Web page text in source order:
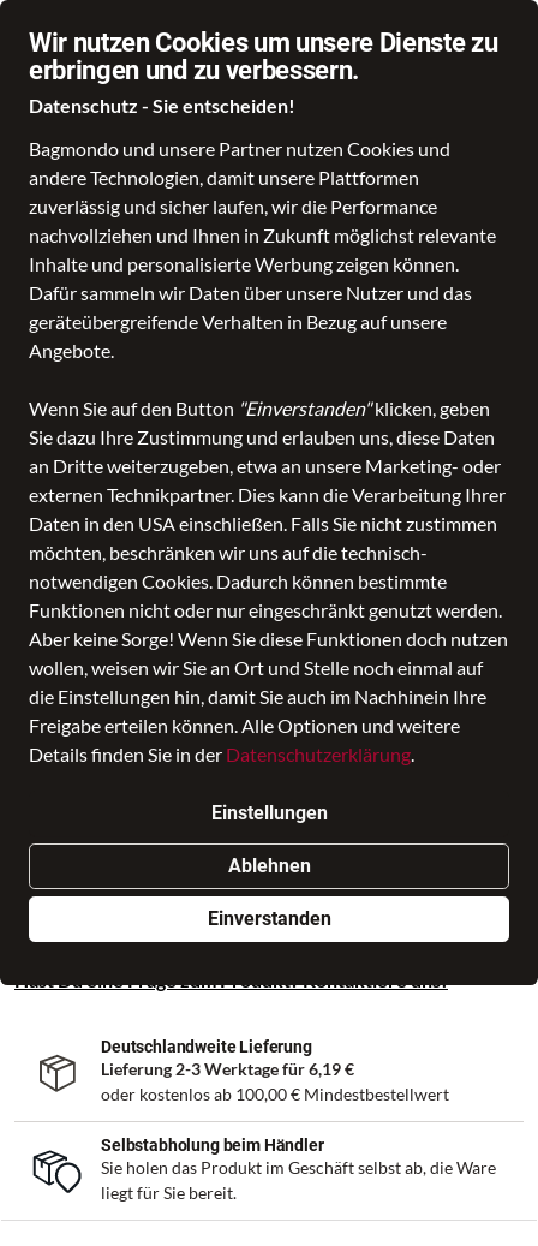
Wir nutzen Cookies um unsere Dienste zu
erbringen und zu verbessern.
Datenschutz - Sie entscheiden!
Bagmondo und unsere Partner nutzen Cookies und
andere Technologien, damit unsere Plattformen
zuverlässig und sicher laufen, wir die Performance
nachvollziehen und Ihnen in Zukunft möglichst relevante
Inhalte und personalisierte Werbung zeigen können.
Dafür sammeln wir Daten über unsere Nutzer und das
geräteübergreifende Verhalten in Bezug auf unsere
Angebote.
Wenn Sie auf den Button "Einverstanden"klicken, geben
Sie dazu Ihre Zustimmung und erlauben uns, diese Daten
an Dritte weiterzugeben, etwa an unsere Marketing- oder
externen Technikpartner. Dies kann die Verarbeitung Ihrer
Daten in den USA einschließen. Falls Sie nicht zustimmen
möchten, beschränken wir uns auf die technisch-
notwendigen Cookies. Dadurch können bestimmte
Funktionen nicht oder nur eingeschränkt genutzt werden.
Aber keine Sorge! Wenn Sie diese Funktionen doch nutzen
wollen, weisen wir Sie an Ort und Stelle noch einmal auf
die Einstellungen hin, damit Sie auch im Nachhinein Ihre
Freigabe erteilen können. Alle Optionen und weitere
Details finden Sie in der Datenschutzerklärung.
Einstellungen
Ablehnen
Einverstanden
Sporttasche, Fast Lime
Preis
44,99 € inkl. MwSt.,zzgl. Versandkosten
In den Warenkorb
Hast Du eine Frage zum Produkt? Kontaktiere uns!
Deutschlandweite Lieferung
Lieferung 2-3 Werktage für6,19 €
oder kostenlos ab 100,00 € Mindestbestellwert
Selbstabholung beim Händler
Sie holen das Produkt im Geschäft selbst ab, die Ware
liegt für Sie bereit.